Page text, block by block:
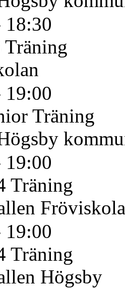
18:30
Träning
19:00
Träning
19:00
Träning
19:00
Träning
Högsby